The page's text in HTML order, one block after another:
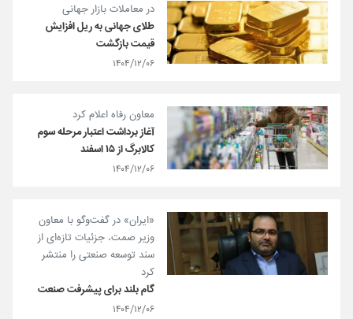
در معاملات بازار جهانی
طلای جهانی به ریل افزایش
قیمت بازگشت
۱۴۰۴/۱۲/۰۶
معاون رفاه اعلام کرد
آغاز برداشت اعتبار مرحله سوم
کالابرگ از ۱۵ اسفند
۱۴۰۴/۱۲/۰۶
«ایران» در گفت‌و‌گو با معاون
وزیر صمت، جزئیات تازه‌ای از
سند توسعه صنعتی را منتشر
کرد
گام بلند برای پیشرفت صنعت
۱۴۰۴/۱۲/۰۶